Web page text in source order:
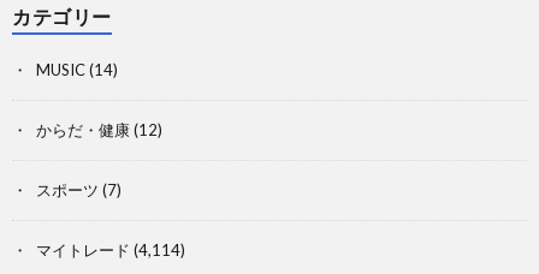
カテゴリー
MUSIC(14)
からだ・健康(12)
スポーツ (7)
マイトレード (4,114)